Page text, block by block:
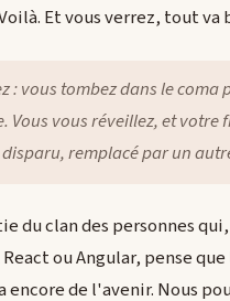
Et vous verrez, tout va
: vous tombez dans le coma
Vous vous réveillez, et votre
remplacé par un
du clan des personnes
ou Angular, pense
encore de l'avenir. Nous